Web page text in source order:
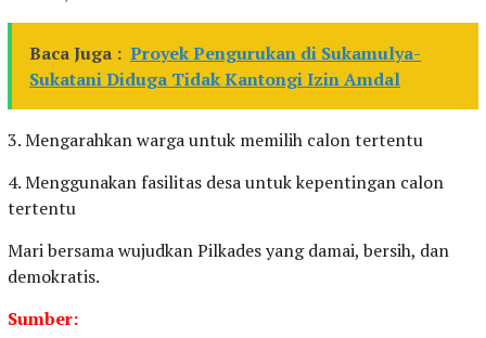
Baca Juga : Proyek Pengurukan di Sukamulya-
Sukatani Diduga Tidak Kantongi Izin Amdal
3. Mengarahkan warga untuk memilih calon tertentu
4. Menggunakan fasilitas desa untuk kepentingan calon
tertentu
Mari bersama wujudkan Pilkades yang damai, bersih, dan
demokratis.
Sumber: